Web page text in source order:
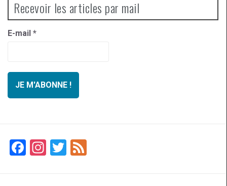
Recevoir les articles par mail
E-mail *
F
In T